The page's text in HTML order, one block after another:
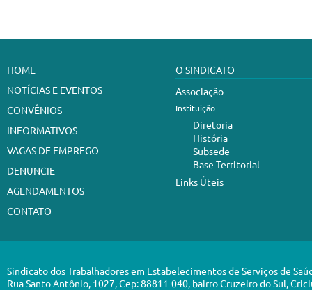
HOME
NOTÍCIAS E EVENTOS
CONVÊNIOS
INFORMATIVOS
VAGAS DE EMPREGO
DENUNCIE
AGENDAMENTOS
CONTATO
O SINDICATO
Associação
Instituição
Diretoria
História
Subsede
Base Territorial
Links Úteis
Sindicato dos Trabalhadores em Estabelecimentos de Serviços de
Rua Santo Antônio, 1027, Cep: 88811-040, bairro Cruzeiro do Sul,